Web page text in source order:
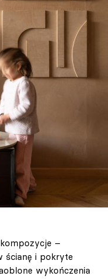
–
ścianę i pokryte
wykończenia